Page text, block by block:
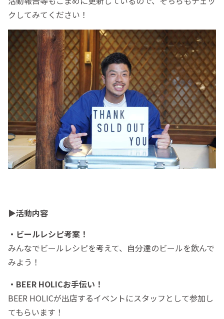
クしてみてください！
▶︎活動内容
・ビールレシピ考案！
みんなでビールレシピを考えて、自分達のビールを飲んで
みよう！
・BEER HOLICお手伝い！
BEER HOLICが出店するイベントにスタッフとして参加し
てもらいます！